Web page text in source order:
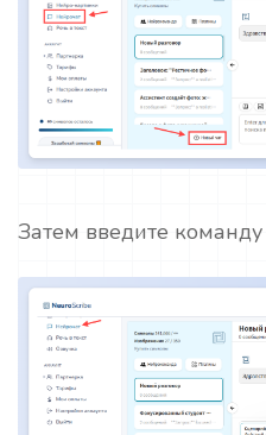
Затем введите